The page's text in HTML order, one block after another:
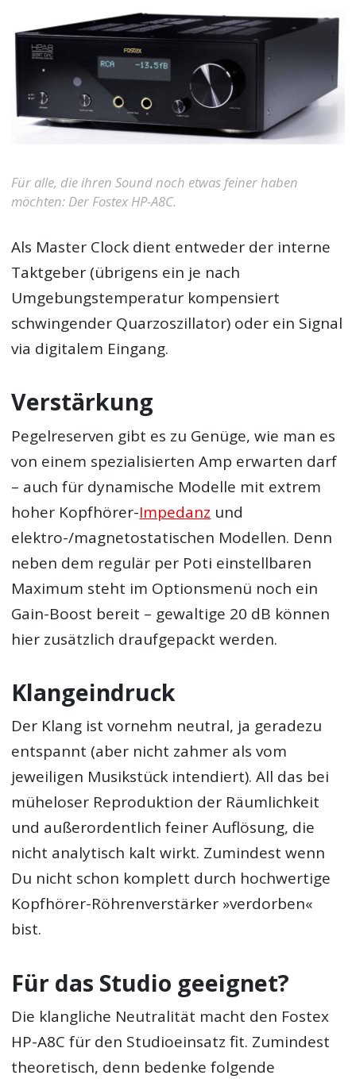
Für alle, die ihren Sound noch etwas feiner haben
möchten: Der Fostex HP-A8C.
Als Master Clock dient entweder der interne
Taktgeber (übrigens ein je nach
Umgebungstemperatur kompensiert
schwingender Quarzoszillator) oder ein Signal
via digitalem Eingang.
Verstärkung
Pegelreserven gibt es zu Genüge, wie man es
von einem spezialisierten Amp erwarten darf
– auch für dynamische Modelle mit extrem
hoher Kopfhörer-Impedanz und
elektro-/magnetostatischen Modellen. Denn
neben dem regulär per Poti einstellbaren
Maximum steht im Optionsmenü noch ein
Gain-Boost bereit – gewaltige 20 dB können
hier zusätzlich draufgepackt werden.
Klangeindruck
Der Klang ist vornehm neutral, ja geradezu
entspannt (aber nicht zahmer als vom
jeweiligen Musikstück intendiert). All das bei
müheloser Reproduktion der Räumlichkeit
und außerordentlich feiner Auflösung, die
nicht analytisch kalt wirkt. Zumindest wenn
Du nicht schon komplett durch hochwertige
Kopfhörer-Röhrenverstärker »verdorben«
bist.
Für das Studio geeignet?
Die klangliche Neutralität macht den Fostex
HP-A8C für den Studioeinsatz fit. Zumindest
theoretisch, denn bedenke folgende